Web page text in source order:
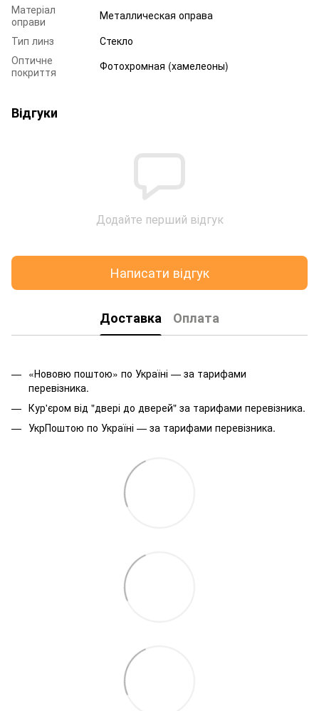
Матеріал
оправи
Металлическая оправа
Тип линз
Стекло
Оптичне
покриття
Фотохромная (хамелеоны)
Відгуки
Додайте перший відгук
Написати відгук
Доставка Оплата
«Нововю поштою» по Україні — за тарифами
перевізника.
Кур'єром від "двері до дверей" за тарифами перевізника.
УкрПоштою по Україні — за тарифами перевізника.